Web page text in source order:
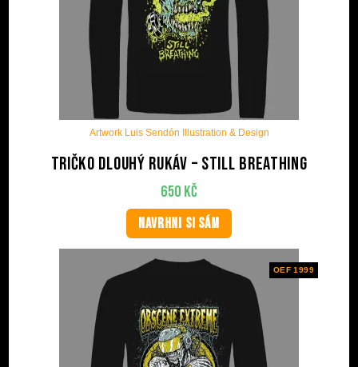
Artwork Luis Sendón Illustration & Design
Tričko dlouhý rukáv – Still Breathing
650 Kč
NAVRHNI SI SÁM
OEF 1999